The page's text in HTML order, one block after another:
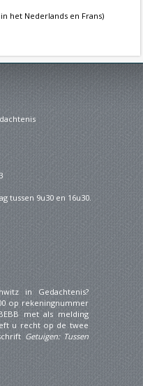
het Nederlands en Frans)
tussen 9u30 en 16u30.
in Gedachtenis?
op rekeningnummer
met als melding
u recht op de twee
Getuigen: Tussen